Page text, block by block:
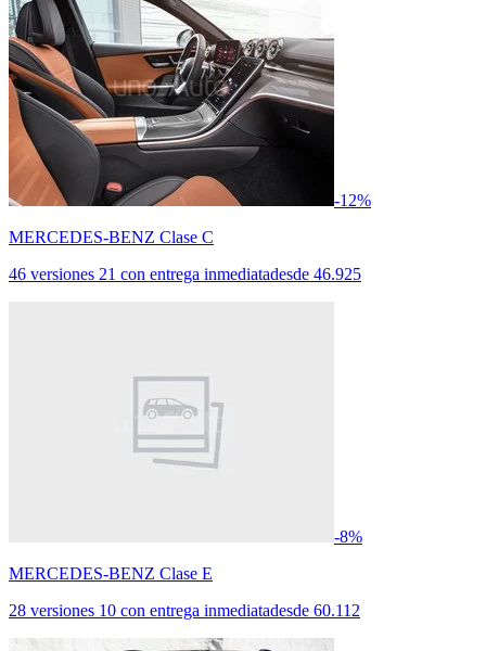
-12%
MERCEDES-BENZ Clase C
46 versiones 21 con entrega inmediatadesde 46.925
-8%
MERCEDES-BENZ Clase E
28 versiones 10 con entrega inmediatadesde 60.112